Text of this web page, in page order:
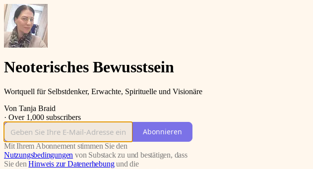
Neoterisches Bewusstsein
Wortquell für Selbstdenker, Erwachte, Spirituelle und Visionäre
Von Tanja Braid
· Over 1,000 subscribers
Abonnieren
Mit Ihrem Abonnement stimmen Sie den
Nutzungsbedingungen von Substack zu und bestätigen, dass
Sie denHinweis zur Datenerhebungund die